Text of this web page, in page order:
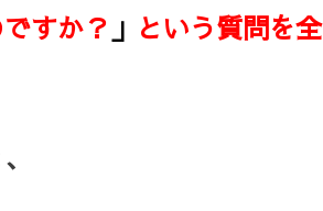
すか？ 」 という質問を全